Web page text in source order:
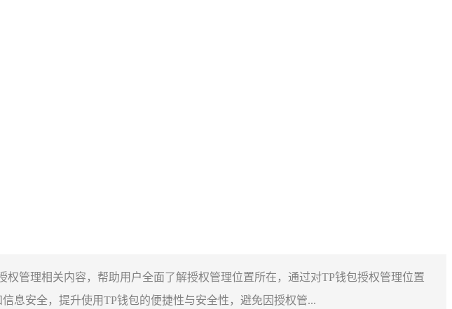
管理相关内容，帮助用户全面了解授权管理位置所在，通过对TP钱包授权管理位置
息安全，提升使用TP钱包的便捷性与安全性，避免因授权管...